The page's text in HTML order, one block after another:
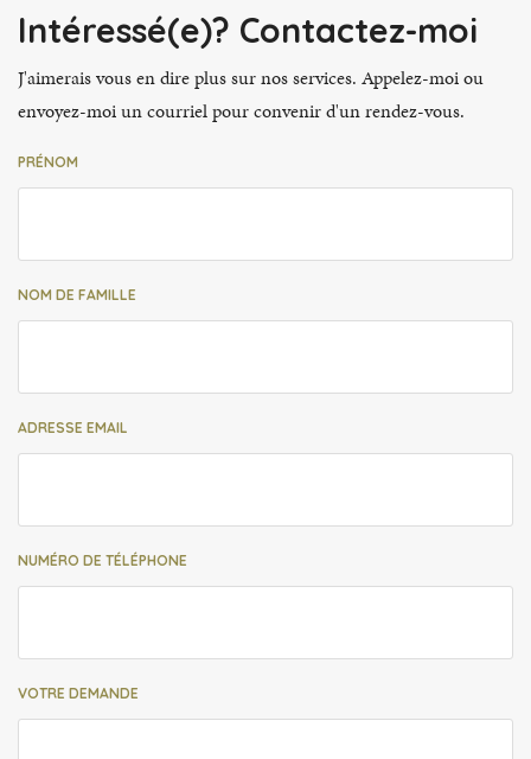
Intéressé(e)? Contactez-moi
J'aimerais vous en dire plus sur nos services. Appelez-moi ou
envoyez-moi un courriel pour convenir d'un rendez-vous.
PRÉNOM
NOM DE FAMILLE
ADRESSE EMAIL
NUMÉRO DE TÉLÉPHONE
VOTRE DEMANDE